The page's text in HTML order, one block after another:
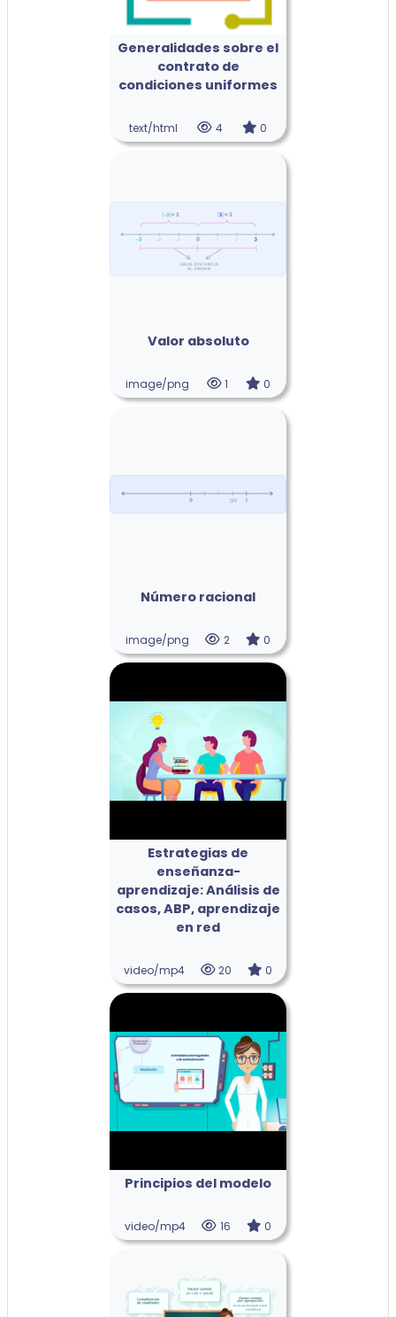
Generalidades sobre el
contrato de
condiciones uniformes
text/html 4 0
Valor absoluto
image/png 1 0
Número racional
image/png 2 0
Estrategias de
enseñanza-
aprendizaje: Análisis de
casos, ABP, aprendizaje
en red
video/mp4 20 0
Principios del modelo
video/mp4 16 0